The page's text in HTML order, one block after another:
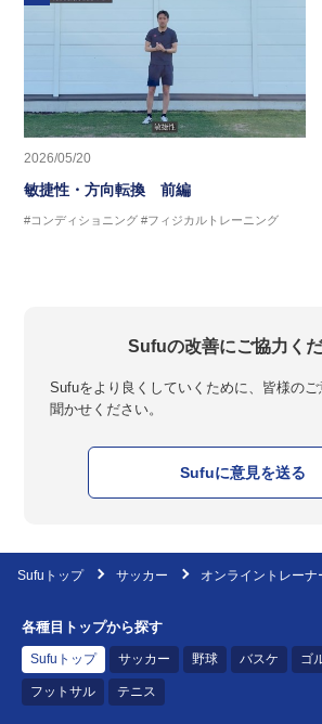
2026/05/20
敏捷性・方向転換 前編
#コンディショニング #フィジカルトレーニング
Sufuの改善にご協力く
Sufuをより良くしていくために、皆様の
聞かせください。
Sufuに意見を送る
Sufuトップ サッカー オンライントレーナ
各種目トップから探す
Sufuトップ サッカー 野球 バスケ ゴ
フットサル テニス